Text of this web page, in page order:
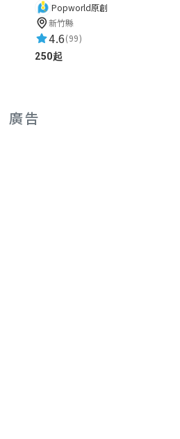
★★★★★
★★★★★
Popworld原創
新竹縣
4.6(99)
250起
廣告